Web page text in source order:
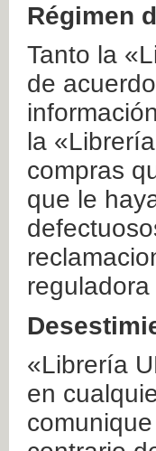
Régimen
Tanto la
de
la
compras
que le
«Librería
en